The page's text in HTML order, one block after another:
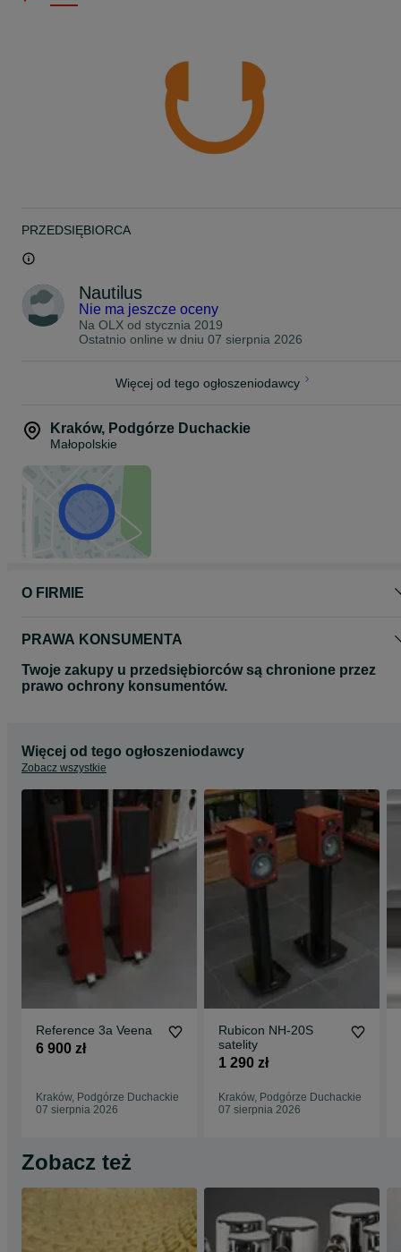
PRZEDSIĘBIORCA
Nautilus
Nie ma jeszcze oceny
Na OLX od stycznia 2019
Ostatnio online w dniu 07 sierpnia 2026
Więcej od tego ogłoszeniodawcy
Kraków, Podgórze Duchackie
Małopolskie
O FIRMIE
PRAWA KONSUMENTA
Twoje zakupy u przedsiębiorców są chronione przez
prawo ochrony konsumentów.
Więcej od tego ogłoszeniodawcy
Zobacz wszystkie
Reference 3a Veena
6 900 zł
Kraków, Podgórze Duchackie
07 sierpnia 2026
Rubicon NH-20S
satelity
1 290 zł
Kraków, Podgórze Duchackie
07 sierpnia 2026
Zobacz też